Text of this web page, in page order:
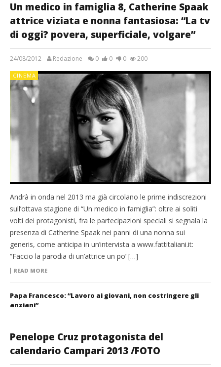
Un medico in famiglia 8, Catherine Spaak
attrice viziata e nonna fantasiosa: “La tv
di oggi? povera, superficiale, volgare”
24/08/2012 Redazione 0 0 0 200
CINEMA
Andrà in onda nel 2013 ma già circolano le prime indiscrezioni
sull’ottava stagione di “Un medico in famiglia”: oltre ai soliti
volti dei protagonisti, fra le partecipazioni speciali si segnala la
presenza di Catherine Spaak nei panni di una nonna sui
generis, come anticipa in un’intervista a www.fattitaliani.it:
“Faccio la parodia di un’attrice un po’ […]
READ MORE
Papa Francesco: “Lavoro ai giovani, non costringere gli
anziani”
Penelope Cruz protagonista del
calendario Campari 2013 /FOTO